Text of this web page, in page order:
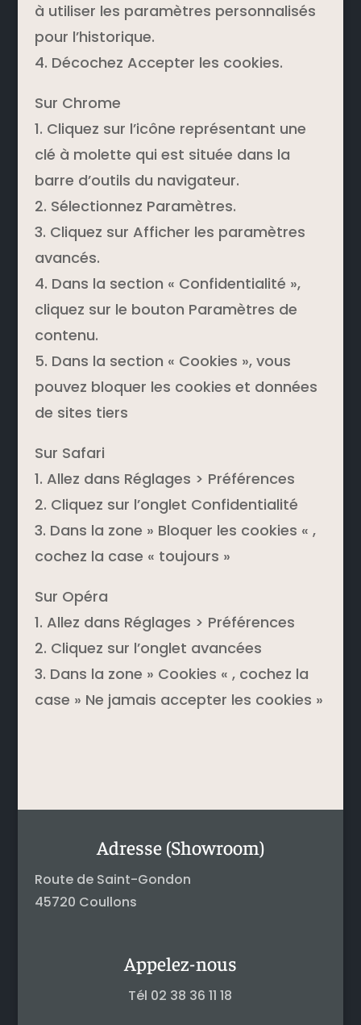
à utiliser les paramètres personnalisés
pour l’historique.
4. Décochez Accepter les cookies.
Sur Chrome
1. Cliquez sur l’icône représentant une
clé à molette qui est située dans la
barre d’outils du navigateur.
2. Sélectionnez Paramètres.
3. Cliquez sur Afficher les paramètres
avancés.
4. Dans la section « Confidentialité »,
cliquez sur le bouton Paramètres de
contenu.
5. Dans la section « Cookies », vous
pouvez bloquer les cookies et données
de sites tiers
Sur Safari
1. Allez dans Réglages > Préférences
2. Cliquez sur l’onglet Confidentialité
3. Dans la zone » Bloquer les cookies « ,
cochez la case « toujours »
Sur Opéra
1. Allez dans Réglages > Préférences
2. Cliquez sur l’onglet avancées
3. Dans la zone » Cookies « , cochez la
case » Ne jamais accepter les cookies »
Adresse (Showroom)
Route de Saint-Gondon
45720 Coullons
Appelez-nous
Tél 02 38 36 11 18